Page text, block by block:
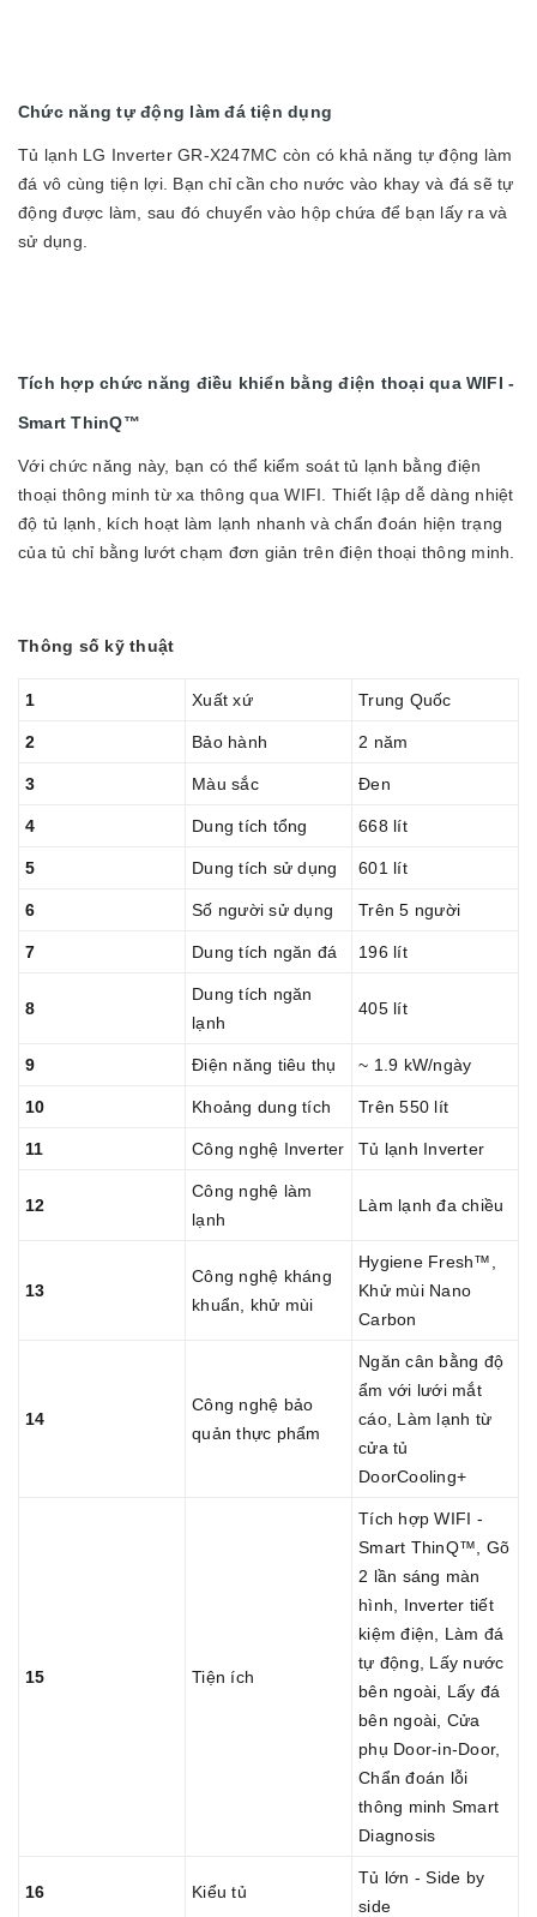
Chức năng tự động làm đá tiện dụng
Tủ lạnh LG Inverter GR-X247MC còn có khả năng tự động làm
đá vô cùng tiện lợi. Bạn chỉ cần cho nước vào khay và đá sẽ tự
động được làm, sau đó chuyển vào hộp chứa để bạn lấy ra và
sử dụng.
Tích hợp chức năng điều khiển bằng điện thoại qua WIFI -
Smart ThinQ™
Với chức năng này, bạn có thể kiểm soát tủ lạnh bằng điện
thoại thông minh từ xa thông qua WIFI. Thiết lập dễ dàng nhiệt
độ tủ lạnh, kích hoạt làm lạnh nhanh và chẩn đoán hiện trạng
của tủ chỉ bằng lướt chạm đơn giản trên điện thoại thông minh.
Thông số kỹ thuật
1 Xuất xứ Trung Quốc
2 Bảo hành 2 năm
3 Màu sắc Đen
4 Dung tích tổng 668 lít
5 Dung tích sử dụng 601 lít
6 Số người sử dụng Trên 5 người
7 Dung tích ngăn đá 196 lít
8
Dung tích ngăn
lạnh
405 lít
9 Điện năng tiêu thụ ~ 1.9 kW/ngày
10 Khoảng dung tích Trên 550 lít
11 Công nghệ Inverter Tủ lạnh Inverter
12
Công nghệ làm
lạnh
Làm lạnh đa chiều
13
Công nghệ kháng
khuẩn, khử mùi
Hygiene Fresh™,
Khử mùi Nano
Carbon
14
Công nghệ bảo
quản thực phẩm
Ngăn cân bằng độ
ẩm với lưới mắt
cáo, Làm lạnh từ
cửa tủ
DoorCooling+
15 Tiện ích
Tích hợp WIFI -
Smart ThinQ™, Gõ
2 lần sáng màn
hình, Inverter tiết
kiệm điện, Làm đá
tự động, Lấy nước
bên ngoài, Lấy đá
bên ngoài, Cửa
phụ Door-in-Door,
Chẩn đoán lỗi
thông minh Smart
Diagnosis
16 Kiểu tủ
Tủ lớn - Side by
side